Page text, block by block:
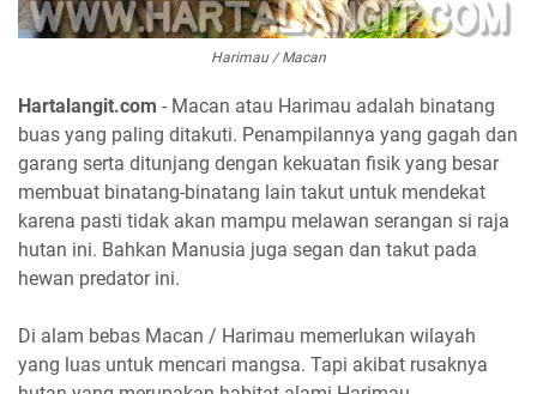
Harimau / Macan
Hartalangit.com - Macan atau Harimau adalah binatang
buas yang paling ditakuti. Penampilannya yang gagah dan
garang serta ditunjang dengan kekuatan fisik yang besar
membuat binatang-binatang lain takut untuk mendekat
karena pasti tidak akan mampu melawan serangan si raja
hutan ini. Bahkan Manusia juga segan dan takut pada
hewan predator ini.
Di alam bebas Macan / Harimau memerlukan wilayah
yang luas untuk mencari mangsa. Tapi akibat rusaknya